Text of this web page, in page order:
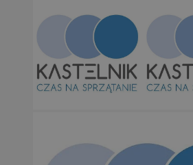
Niezbędne Wydajność
Niezbędne pliki cookie
takich jak logowanie użytkownika
można prawidłowo korzystać ze
Nazwa